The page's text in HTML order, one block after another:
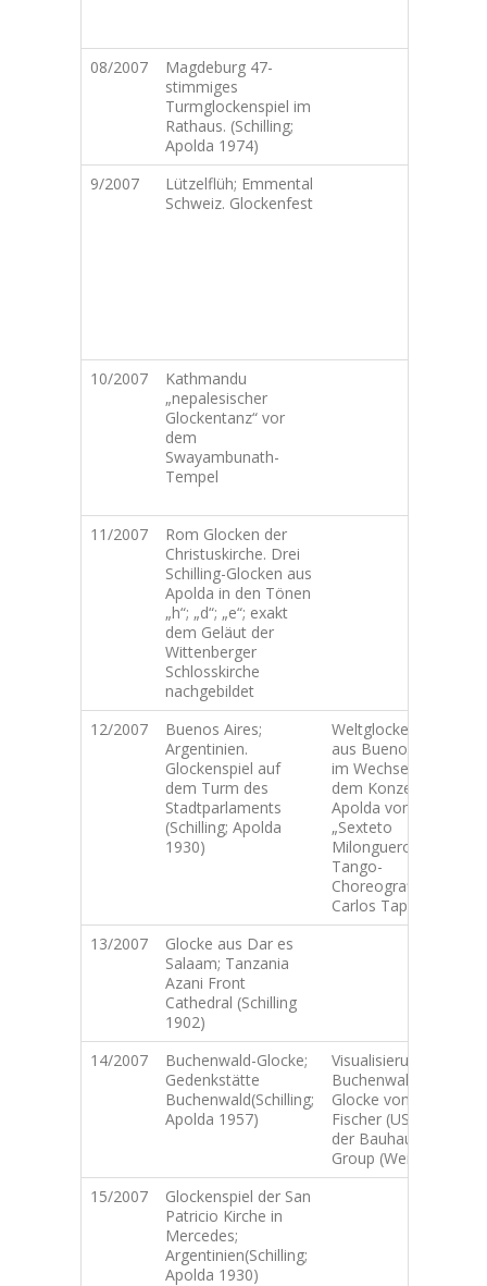
08/2007
Magdeburg 47-
stimmiges
Turmglockenspiel im
Rathaus. (Schilling;
Apolda 1974)
9/2007
Lützelflüh; Emmental
Schweiz. Glockenfest
10/2007
Kathmandu
„nepalesischer
Glockentanz“ vor
dem
Swayambunath-
Tempel
11/2007
Rom Glocken der
Christuskirche. Drei
Schilling-Glocken aus
Apolda in den Tönen
„h“; „d“; „e“; exakt
dem Geläut der
Wittenberger
Schlosskirche
nachgebildet
12/2007
Buenos Aires;
Argentinien.
Glockenspiel auf
dem Turm des
Stadtparlaments
(Schilling; Apolda
1930)
Weltglockentango
aus Buenos Aires
im Wechsel mit
dem Konzert in
Apolda von
„Sexteto
Milonguero“ und
Tango-
Choreografie von
Carlos Tapia
13/2007
Glocke aus Dar es
Salaam; Tanzania
Azani Front
Cathedral (Schilling
1902)
14/2007
Buchenwald-Glocke;
Gedenkstätte
Buchenwald(Schilling;
Apolda 1957)
Visualisierung der
Buchenwald-
Glocke von Mark
Fischer (USA) und
der Bauhaus Bell
Group (Weimar)
15/2007
Glockenspiel der San
Patricio Kirche in
Mercedes;
Argentinien(Schilling;
Apolda 1930)